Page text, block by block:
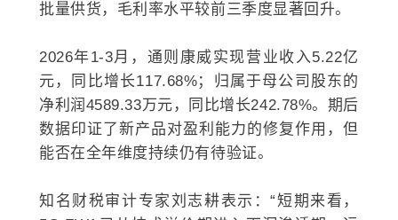
批量供货，毛利率水平较前三季度显著回升。
2026年1-3月，通则康威实现营业收入5.22亿
元，同比增长117.68%；归属于母公司股东的
净利润4589.33万元，同比增长242.78%。期后
数据印证了新产品对盈利能力的修复作用，但
能否在全年维度持续仍有待验证。
知名财税审计专家刘志耕表示：“短期来看，